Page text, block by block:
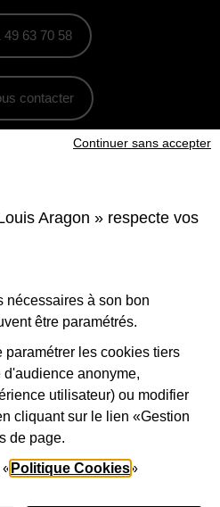
Aragon » respecte vos
nécessaires à son bon
être paramétrés.
les cookies tiers
anonyme,
utilisateur) ou modifier
cliquant sur le lien «Gestion
de page.
Politique Cookies»
Continuer sans accepter
49 63 70 58
contacter
Instagram
YoutubeLinkedIn
d'intérêt national Art et
la Région Île-de-France et le
1-Logo-Tremblay 2-
de-France
4-